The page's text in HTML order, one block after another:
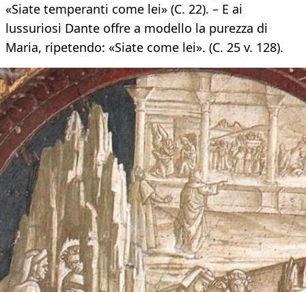
«Siate temperanti come lei» (C. 22). – E ai
lussuriosi Dante offre a modello la purezza di
Maria, ripetendo: «Siate come lei». (C. 25 v. 128).